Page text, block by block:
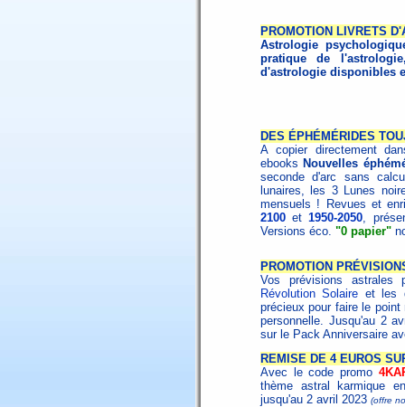
PROMOTION LIVRETS
Astrologie
pratique de
d'astrologie disponibles
DES ÉPHÉMÉRIDES
A copier directement
ebooks Nouvelles
seconde d'arc sans
lunaires, les 3 Lunes
mensuels ! Revues et
2100 et1950-2050,
Versions éco. "0 papier"
PROMOTION
Vos prévisions astrales
Révolution Solaire et les
précieux pour faire le
personnelle. Jusqu'au 2
sur le Pack Anniversaire
REMISE DE 4 EUROS
Avec le code promo
thème astral karmique
jusqu'au 2 avril 2023 (offre